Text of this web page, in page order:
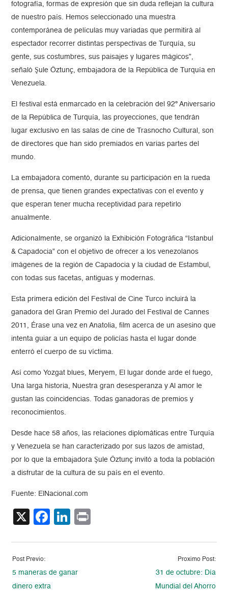
fotografía, formas de expresión que sin duda reflejan la cultura
de nuestro país. Hemos seleccionado una muestra
contemporánea de películas muy variadas que permitirá al
espectador recorrer distintas perspectivas de Turquía, su
gente, sus costumbres, sus paisajes y lugares mágicos”,
señaló Şule Öztunç, embajadora de la República de Turquía en
Venezuela.
El festival está enmarcado en la celebración del 92º Aniversario
de la República de Turquía, las proyecciones, que tendrán
lugar exclusivo en las salas de cine de Trasnocho Cultural, son
de directores que han sido premiados en varias partes del
mundo.
La embajadora comentó, durante su participación en la rueda
de prensa, que tienen grandes expectativas con el evento y
que esperan tener mucha receptividad para repetirlo
anualmente.
Adicionalmente, se organizó la Exhibición Fotográfica “Istanbul
& Capadocia” con el objetivo de ofrecer a los venezolanos
imágenes de la región de Capadocia y la ciudad de Estambul,
con todas sus facetas, antiguas y modernas.
Esta primera edición del Festival de Cine Turco incluirá la
ganadora del Gran Premio del Jurado del Festival de Cannes
2011, Érase una vez en Anatolia, film acerca de un asesino que
intenta guiar a un equipo de policías hasta el lugar donde
enterró el cuerpo de su víctima.
Así como Yozgat blues, Meryem, El lugar donde arde el fuego,
Una larga historia, Nuestra gran desesperanza y Al amor le
gustan las coincidencias. Todas ganadoras de premios y
reconocimientos.
Desde hace 58 años, las relaciones diplomáticas entre Turquía
y Venezuela se han caracterizado por sus lazos de amistad,
por lo que la embajadora Şule Öztunç invitó a toda la población
a disfrutar de la cultura de su país en el evento.
Fuente: ElNacional.com
X Facebook
LinkedIn
Post Previo:
5 maneras de ganar
dinero extra
Proximo Post:
31 de octubre: Día
Mundial del Ahorro